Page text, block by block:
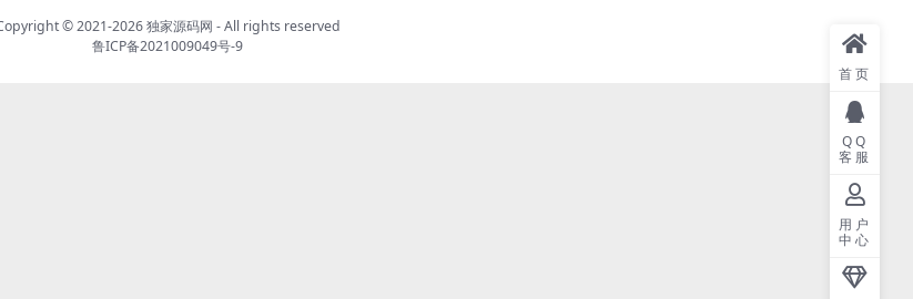
© 2021-2026独家源码网 - All rights reserved
鲁ICP备2021009049号-9
首页
QQ
客服
用户
中心